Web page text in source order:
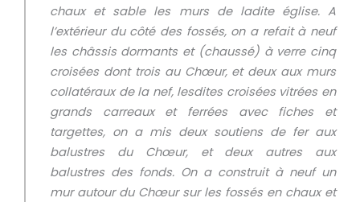
chaux et sable les murs de ladite église. A
l’extérieur du côté des fossés, on a refait à neuf
les châssis dormants et (chaussé) à verre cinq
croisées dont trois au Chœur, et deux aux murs
collatéraux de la nef, lesdites croisées vitrées en
grands carreaux et ferrées avec fiches et
targettes, on a mis deux soutiens de fer aux
balustres du Chœur, et deux autres aux
balustres des fonds. On a construit à neuf un
mur autour du Chœur sur les fossés en chaux et